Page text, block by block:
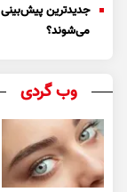
جدیدترین پیش‌بینی
می‌شوند؟
وب گردی